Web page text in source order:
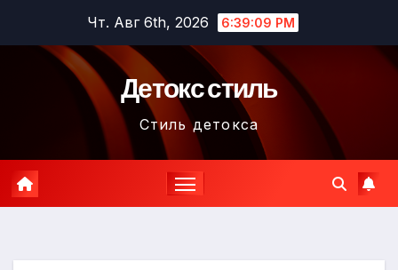
содержимому
Чт. Авг 6th, 2026 6:39:10 PM
Детокс стиль
Стиль детокса